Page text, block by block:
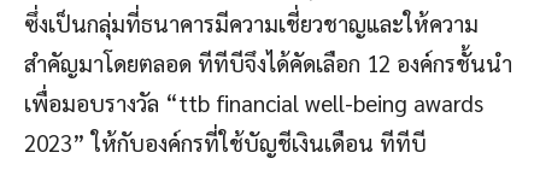
ซึ่งเป็นกลุ่มที่ธนาคารมีความเชี่ยวชาญและให้ความ
สำคัญมาโดยตลอด ทีทีบีจึงได้คัดเลือก 12 องค์กรชั้นนำ
เพื่อมอบรางวัล “ttb financial well-being awards
2023” ให้กับองค์กรที่ใช้บัญชีเงินเดือน ทีทีบี